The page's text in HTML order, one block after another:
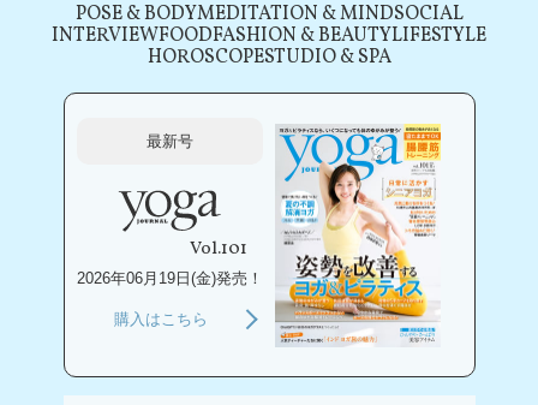
POSE & BODYMEDITATION & MINDSOCIAL
INTERVIEWFOODFASHION & BEAUTYLIFESTYLE
HOROSCOPESTUDIO & SPA
最新号
Vol.101
2026年06月19日(金)発売！
購入はこちら